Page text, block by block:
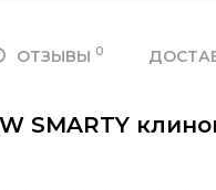
ОТЗЫВЫ 0
SMARTY